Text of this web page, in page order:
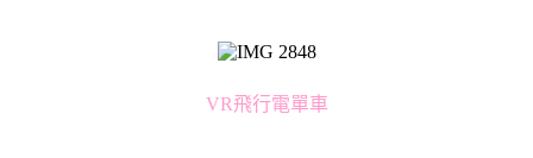
VR飛行電單車